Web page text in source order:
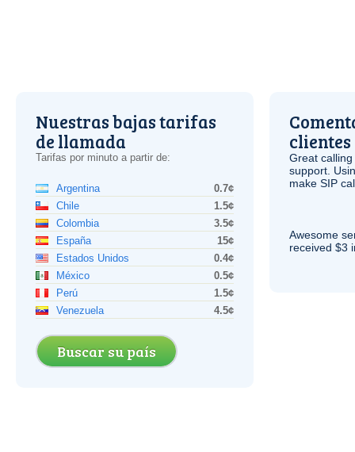
Nuestras bajas tarifas
de llamada
Tarifas por minuto a partir de:
Argentina
0.7¢
Chile
1.5¢
Colombia
3.5¢
España
15¢
Estados Unidos
0.4¢
México
0.5¢
Perú
1.5¢
Venezuela
4.5¢
Buscar su país
clientes
Great
support.
make SIP
Awesome
received $3